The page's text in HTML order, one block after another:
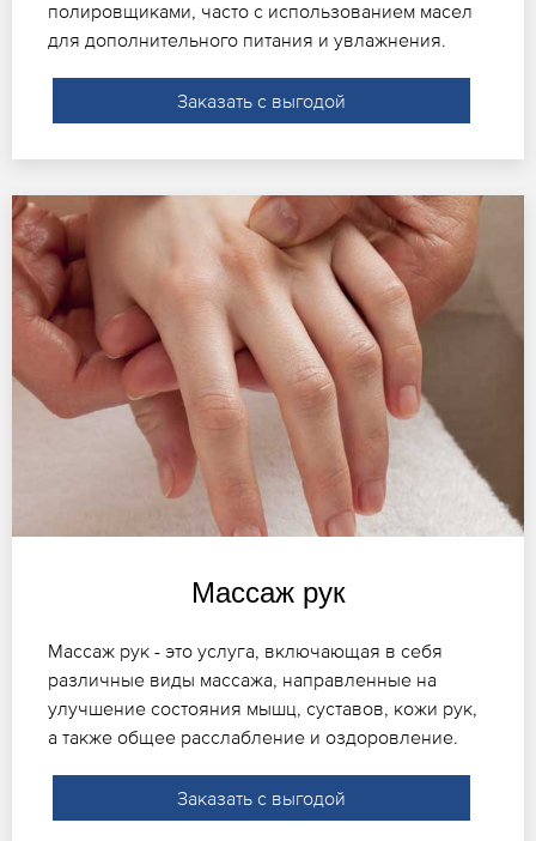
полировщиками, часто с использованием масел
для дополнительного питания и увлажнения.
Заказать с выгодой
Массаж рук
Массаж рук - это услуга, включающая в себя
различные виды массажа, направленные на
улучшение состояния мышц, суставов, кожи рук,
а также общее расслабление и оздоровление.
Заказать с выгодой